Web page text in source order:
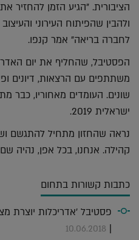
הציבורית. "הגיע הזמן להחזיר
ולהבין שהפיתוח העירוני
לחברה בריאה" אמר קנפו.
הפסטיבל, שהחליף את יום
משתתפים עם הרצאות, דיונים
שונים. העומדים מאחוריו, כבר
ישראלית 2019.
נראה שהחזון מתחיל להתגשם
קהילה. אנחנו, בכל אפן, נהיה
כתבות קשורות בתחום
פסטיבל 'אדריכלות יוצרת
|
10.06.2018